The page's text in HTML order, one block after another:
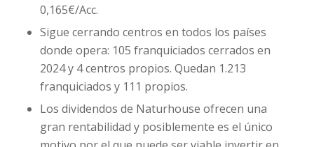
0,165€/Acc.
Sigue cerrando centros en todos los países
donde opera: 105 franquiciados cerrados en
2024 y 4 centros propios. Quedan 1.213
franquiciados y 111 propios.
Los dividendos de Naturhouse ofrecen una
gran rentabilidad y posiblemente es el único